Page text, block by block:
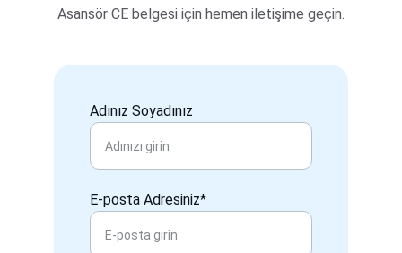
Adınız Soyadınız
E-posta Adresiniz*
Asansör CE belgesi için hemen iletişime geçin.